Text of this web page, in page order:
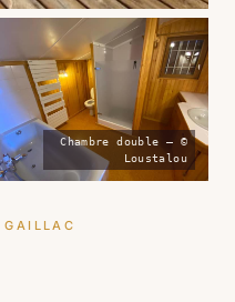
Chambre double — ©
Loustalou